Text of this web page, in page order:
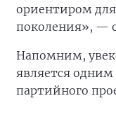
ориентиром
поколения», —
Напомним,
является
партийного